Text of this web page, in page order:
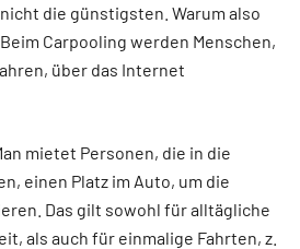
die günstigsten. Warum also
Carpooling werden Menschen,
über das Internet
mietet Personen, die in die
einen Platz im Auto, um die
Das gilt sowohl für alltägliche
als auch für einmalige Fahrten, z.